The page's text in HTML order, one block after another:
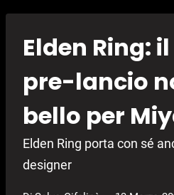
Elden Ring:
pre-lancio
bello per
Elden Ring porta con sé
designer